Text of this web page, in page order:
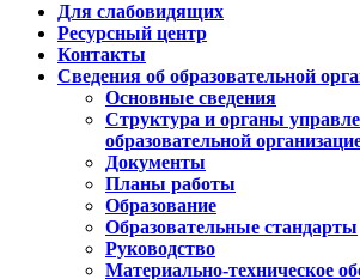
Для слабовидящих
Ресурсный центр
Контакты
Сведения об образовательной
Основные сведения
Структура и органы
образовательной
Документы
Планы работы
Образование
Образовательные стандарты
Руководство
Материально-техническое